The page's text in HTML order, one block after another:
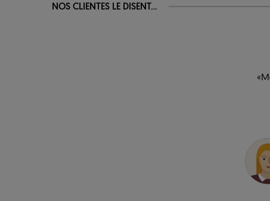
NOS CLIENTES LE DISENT...